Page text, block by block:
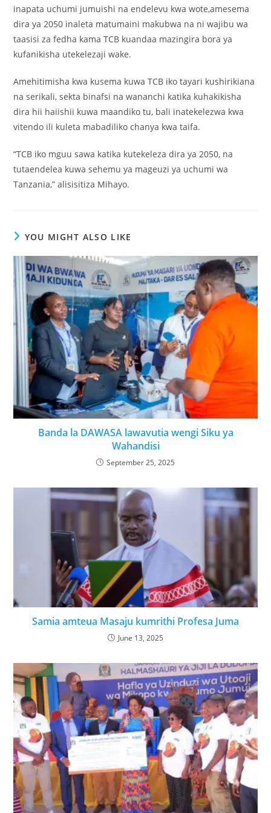
inapata uchumi jumuishi na endelevu kwa wote,amesema
dira ya 2050 inaleta matumaini makubwa na ni wajibu wa
taasisi za fedha kama TCB kuandaa mazingira bora ya
kufanikisha utekelezaji wake.
Amehitimisha kwa kusema kuwa TCB iko tayari kushirikiana
na serikali, sekta binafsi na wananchi katika kuhakikisha
dira hii haiishii kuwa maandiko tu, bali inatekelezwa kwa
vitendo ili kuleta mabadiliko chanya kwa taifa.
“TCB iko mguu sawa katika kutekeleza dira ya 2050, na
tutaendelea kuwa sehemu ya mageuzi ya uchumi wa
Tanzania,” alisisitiza Mihayo.
YOU MIGHT ALSO LIKE
Banda la DAWASA lawavutia wengi Siku ya
Wahandisi
September 25, 2025
Samia amteua Masaju kumrithi Profesa Juma
June 13, 2025